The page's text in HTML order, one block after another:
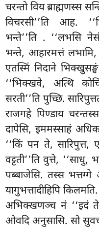
चरन्तो विय ब्राह्मणस्स
विचरसी’’ति आह.
भन्ते’’ति . ‘‘लभसि नेसं
भन्ते, आहारमत्तं लभामि,
एतस्मिं निदाने भिक्खुसङ्घं
‘‘भिक्खवे, अत्थि
सरती’’ति पुच्छि.
राजगहे पिण्डाय
दापेसि, इममस्साहं
‘‘किं पन ते,
वट्टती’’ति वुत्ते, ‘‘साधु,
पब्बाजेसि. तस्स
यागुभत्तादीहिपि
अभिक्खणञ्च नं ‘‘इदं ते
ओवदि अनुसासि. सो